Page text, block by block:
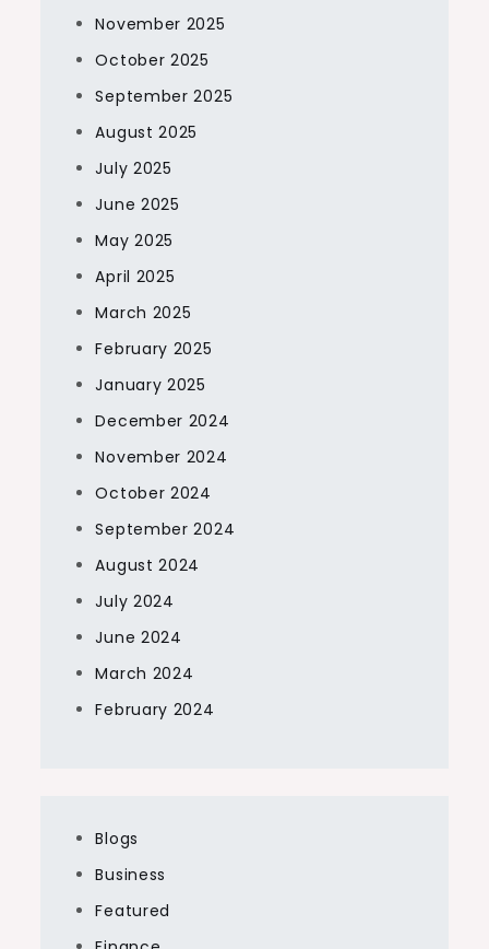
November 2025
October 2025
September 2025
August 2025
July 2025
June 2025
May 2025
April 2025
March 2025
February 2025
January 2025
December 2024
November 2024
October 2024
September 2024
August 2024
July 2024
June 2024
March 2024
February 2024
Blogs
Business
Featured